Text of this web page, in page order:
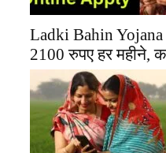
Ladki Bahin
2100 रुपए हर महीने,